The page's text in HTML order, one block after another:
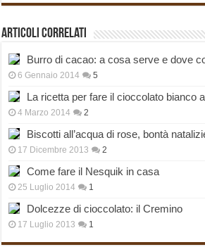
Articoli correlati
Burro di cacao: a cosa serve e dove
6 Gennaio 2014 5
La ricetta per fare il cioccolato bianco
4 Marzo 2014 2
Biscotti all’acqua di rose, bontà
17 Dicembre 2013 2
Come fare il Nesquik in casa
25 Luglio 2014 1
Dolcezze di cioccolato: il Cremino
17 Luglio 2013 1